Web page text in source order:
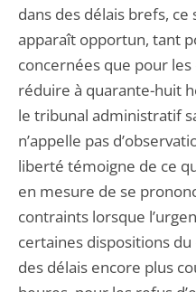
dans des délais brefs,
apparaît opportun, tant
concernées que pour
réduire à quarante-huit
le tribunal administratif
n’appelle pas
liberté témoigne de ce
en mesure de se
contraints lorsque
certaines dispositions
des délais encore plus